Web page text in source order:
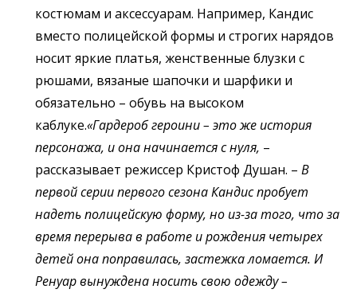
костюмам и аксессуарам. Например, Кандис
вместо полицейской формы и строгих нарядов
носит яркие платья, женственные блузки с
рюшами, вязаные шапочки и шарфики и
обязательно – обувь на высоком
каблуке.«Гардероб героини – это же история
персонажа, и она начинается с нуля, –
рассказывает режиссер Кристоф Душан. –В
первой серии первого сезона Кандис пробует
надеть полицейскую форму, но из-за того, что за
время перерыва в работе и рождения четырех
детей она поправилась, застежка ломается. И
Ренуар вынуждена носить свою одежду –